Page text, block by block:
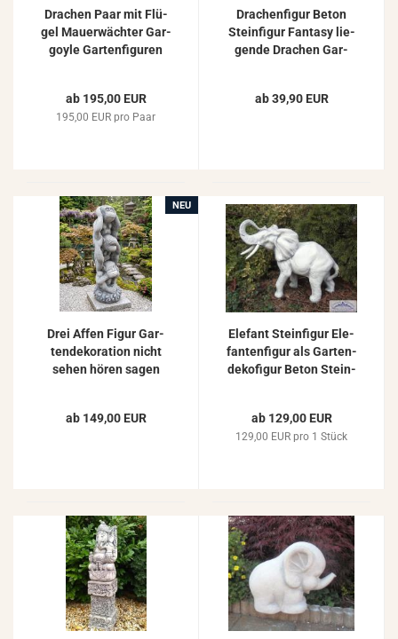
Dra­chen Paar mit Flü­
gel Mau­er­wäch­ter Gar­
go­yle Gar­ten­fi­gu­ren
ab 195,00 EUR
195,00 EUR pro Paar
Dra­chen­fi­gur Beton
Stein­fi­gur Fan­ta­sy lie­
gen­de Dra­chen Gar­
ab 39,90 EUR
NEU
Drei Affen Figur Gar­
ten­de­ko­ra­ti­on nicht
sehen hören sagen
ab 149,00 EUR
Ele­fant Stein­fi­gur Ele­
fan­ten­fi­gur als Gar­ten­
de­ko­fi­gur Beton Stein­
ab 129,00 EUR
129,00 EUR pro 1 Stück